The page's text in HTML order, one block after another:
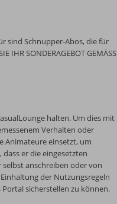
sind Schnupper-Abos, die für
SONDERAGEBOT GEMÄSS
halten. Um dies mit
Verhalten oder
Animateure einsetzt, um
er die eingesetzten
anschreiben oder von
der Nutzungsregeln
sicherstellen zu können.